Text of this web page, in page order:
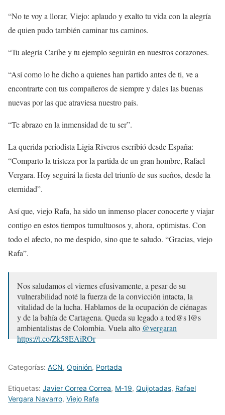
“No te voy a llorar, Viejo: aplaudo y exalto tu vida con la alegría
de quien pudo también caminar tus caminos.
“Tu alegría Caribe y tu ejemplo seguirán en nuestros corazones.
“Así como lo he dicho a quienes han partido antes de ti, ve a
encontrarte con tus compañeros de siempre y dales las buenas
nuevas por las que atraviesa nuestro país.
“Te abrazo en la inmensidad de tu ser”.
La querida periodista Ligia Riveros escribió desde España:
“Comparto la tristeza por la partida de un gran hombre, Rafael
Vergara. Hoy seguirá la fiesta del triunfo de sus sueños, desde la
eternidad”.
Así que, viejo Rafa, ha sido un inmenso placer conocerte y viajar
contigo en estos tiempos tumultuosos y, ahora, optimistas. Con
todo el afecto, no me despido, sino que te saludo. “Gracias, viejo
Rafa”.
Nos saludamos el viernes efusivamente, a pesar de su
vulnerabilidad noté la fuerza de la convicción intacta, la
vitalidad de la lucha. Hablamos de la ocupación de ciénagas
y de la bahía de Cartagena. Queda su legado a tod@s l@s
ambientalistas de Colombia. Vuela alto @vergaran
https://t.co/Zk58EAiROr
Categorías: ACN, Opinión, Portada
Etiquetas: Javier Correa Correa, M-19, Quijotadas, Rafael
Vergara Navarro, Viejo Rafa